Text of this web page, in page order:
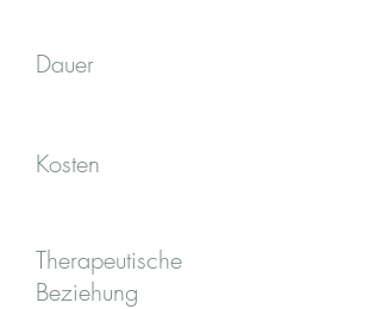
Dauer
Kosten
Therapeutische
Beziehung